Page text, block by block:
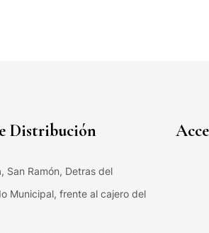
Distribución
San Ramón, Detras del
Municipal, frente al cajero del